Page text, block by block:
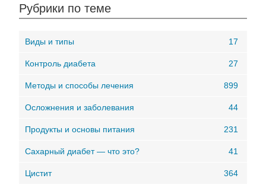
Рубрики по теме
Виды и типы 17
Контроль диабета 27
Методы и способы лечения 899
Осложнения и заболевания 44
Продукты и основы питания 231
Сахарный диабет — что это? 41
Цистит 364